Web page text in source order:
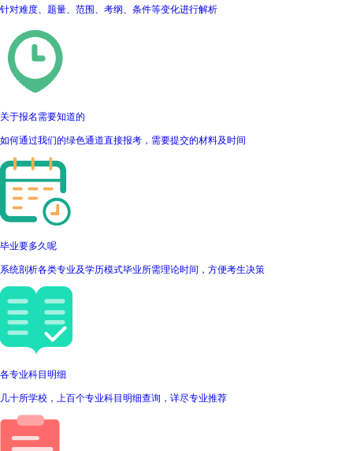
针对难度、题量、范围、考纲、条件等变化进行解析
关于报名需要知道的
如何通过我们的绿色通道直接报考，需要提交的材料及时间
毕业要多久呢
系统剖析各类专业及学历模式毕业所需理论时间，方便考生决策
各专业科目明细
几十所学校，上百个专业科目明细查询，详尽专业推荐